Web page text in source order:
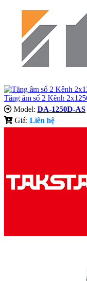
Tăng âm số 2 Kênh
Model: DA-1250D-AS
Giá: Liên hệ